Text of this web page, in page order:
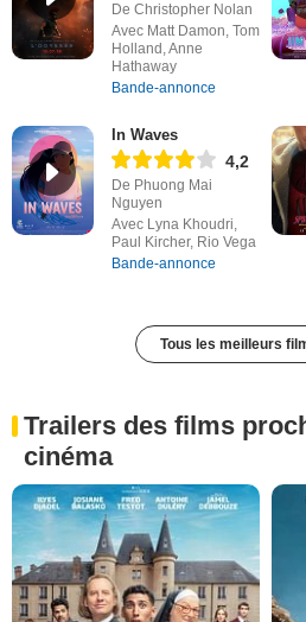
De Christopher Nolan
Avec Matt Damon, Tom
Holland, Anne
Hathaway
Bande-annonce
In Waves
4,2
De Phuong Mai
Nguyen
Avec Lyna Khoudri,
Paul Kircher, Rio Vega
Bande-annonce
Tous les meilleurs
Trailers des films
cinéma